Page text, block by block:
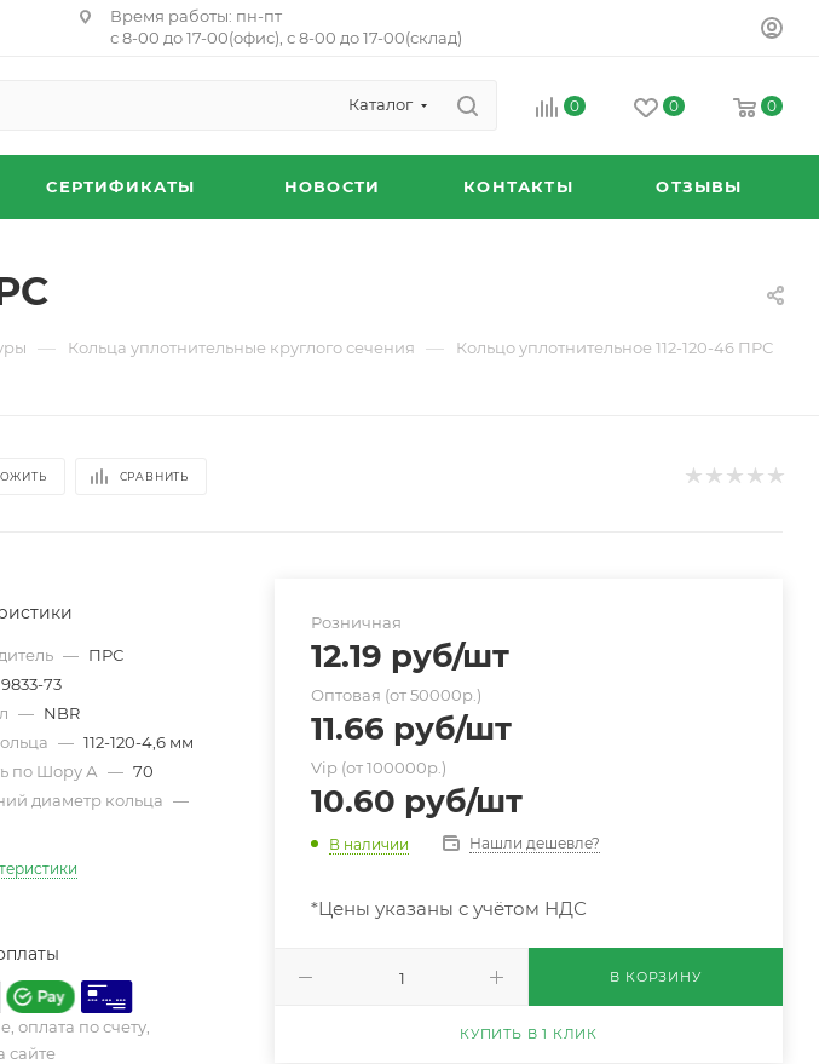
Время работы: пн-пт
с 8-00 до 17-00(офис), с 8-00 до 17-00(склад)
Каталог 0 0 0
СЕРТИФИКАТЫ НОВОСТИ КОНТАКТЫ ОТЗЫВЫ
— Кольца уплотнительные круглого сечения — Кольцо уплотнительное 112-120-46 ПРС
СРАВНИТЬ
— ПРС
9833-73
— NBR
— 112-120-4,6 мм
по Шору А — 70
диаметр кольца —
оплата по счету,
сайте
Розничная
12.19 руб/шт
Оптовая (от 50000р.)
11.66 руб/шт
Vip (от 100000р.)
10.60 руб/шт
В наличии Нашли дешевле?
*Цены указаны с учётом НДС
В КОРЗИНУ
КУПИТЬ В 1 КЛИК